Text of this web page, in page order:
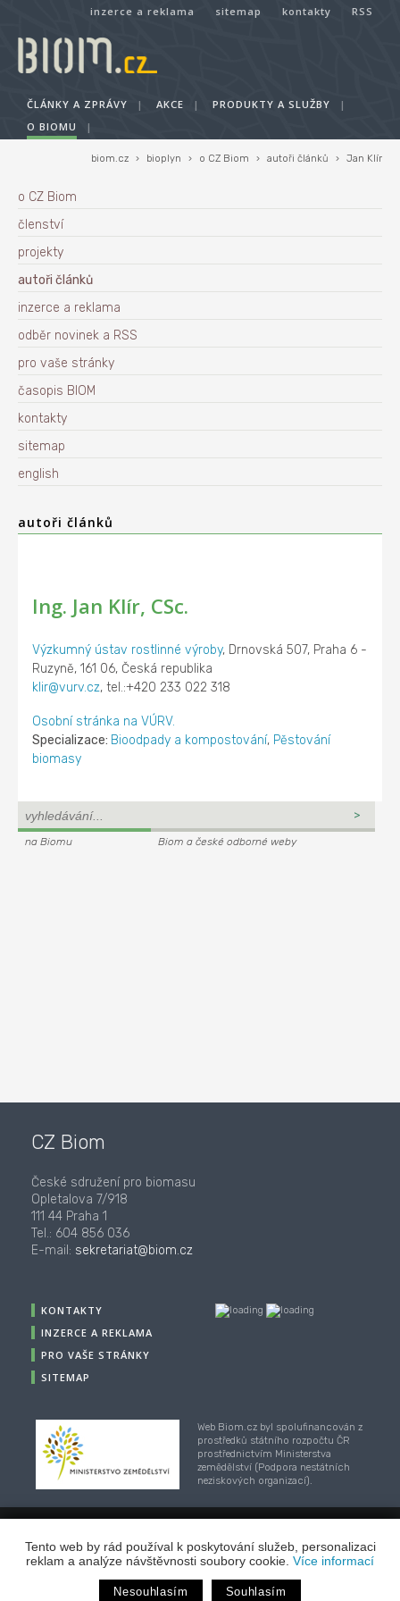
Tento web by rád používal k poskytování služeb, personalizaci
reklam a analýze návštěvnosti soubory cookie. Více informací
Nesouhlasím Souhlasím
inzerce a reklama sitemap kontakty RSS
ČLÁNKY A ZPRÁVY | AKCE | PRODUKTY A SLUŽBY
|
O BIOMU
|
biom.cz › bioplyn › o CZ Biom › autoři článků › Jan Klír
o CZ Biom
členství
projekty
autoři článků
inzerce a reklama
odběr novinek a RSS
pro vaše stránky
časopis BIOM
kontakty
sitemap
english
autoři článků
Ing. Jan Klír, CSc.
Výzkumný ústav rostlinné výroby, Drnovská 507, Praha 6 -
Ruzyně, 161 06, Česká republika
klir@vurv.cz, tel.:+420 233 022 318
Osobní stránka na VÚRV.
Specializace: Bioodpady a kompostování, Pěstování
biomasy
na Biomu Biom a české odborné weby
CZ Biom
České sdružení pro biomasu
Opletalova 7/918
111 44 Praha 1
Tel.: 604 856 036
E-mail: sekretariat@biom.cz
KONTAKTY
INZERCE A REKLAMA
PRO VAŠE STRÁNKY
SITEMAP
Web Biom.cz byl spolufinancován z
prostředků státního rozpočtu ČR
prostřednictvím Ministerstva
zemědělství (Podpora nestátních
neziskových organizací).
© 2001-2018, CZ Biom - České sdružení pro biomasu,
Webhosting / webdesign / publikační systém TOOLKIT -